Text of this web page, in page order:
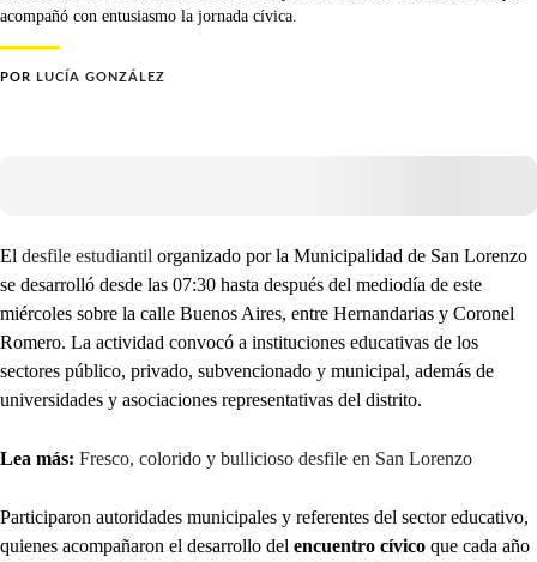
acompañó con entusiasmo la jornada cívica.
POR LUCÍA GONZÁLEZ
El desfile estudiantil organizado por la Municipalidad de San Lorenzo
se desarrolló desde las 07:30 hasta después del mediodía de este
miércoles sobre la calle Buenos Aires, entre Hernandarias y Coronel
Romero. La actividad convocó a instituciones educativas de los
sectores público, privado, subvencionado y municipal, además de
universidades y asociaciones representativas del distrito.
Lea más: Fresco, colorido y bullicioso desfile en San Lorenzo
Participaron autoridades municipales y referentes del sector educativo,
quienes acompañaron el desarrollo del encuentro cívico que cada año